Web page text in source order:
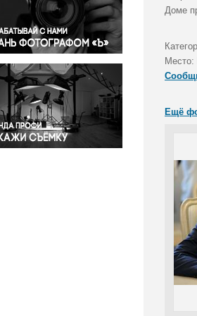
Правосудие
Происшествия и конфликты
Религия
Светская жизнь
Спорт
Экология
Экономика и бизнес
Доме
Место:
Ещё